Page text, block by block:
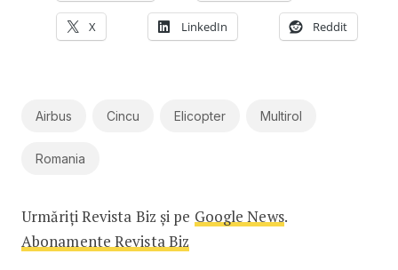
X LinkedIn Reddit
Airbus Cincu Elicopter Multirol
Romania
Urmăriți Revista Biz și pe Google News.
Abonamente Revista Biz